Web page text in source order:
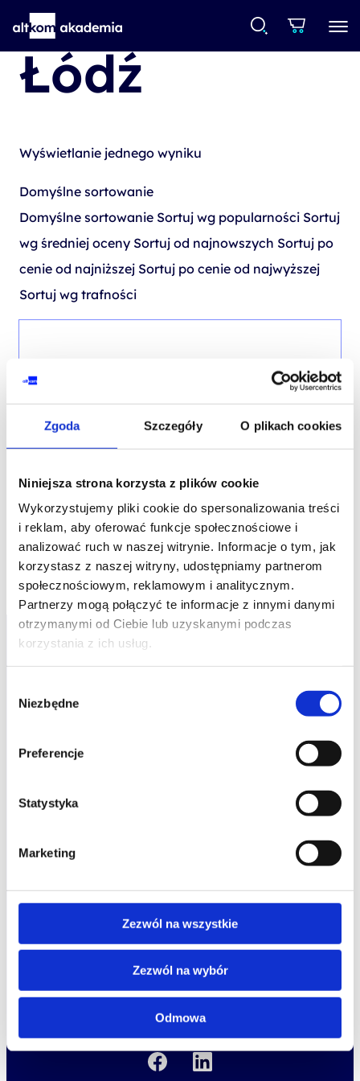
Zgoda Szczegóły O plikach cookies
Niniejsza strona korzysta z plików cookie
Wykorzystujemy pliki cookie do spersonalizowania treści
i reklam, aby oferować funkcje społecznościowe i
analizować ruch w naszej witrynie. Informacje o tym, jak
korzystasz z naszej witryny, udostępniamy partnerom
społecznościowym, reklamowym i analitycznym.
Partnerzy mogą połączyć te informacje z innymi danymi
otrzymanymi od Ciebie lub uzyskanymi podczas
korzystania z ich usług.
zgody
Niezbędne
Preferencje
Statystyka
Marketing
Zezwól na wszystkie
Zezwól na wybór
Odmowa
Łódź
Wyświetlanie jednego wyniku
Domyślne sortowanie
Domyślne sortowanie Sortuj wg popularności Sortuj
wg średniej oceny Sortuj od najnowszych Sortuj po
cenie od najniższej Sortuj po cenie od najwyższej
Sortuj wg trafności
Test Gallupa Top 5 + sesja indywidualna
kod szkolenia: HR-Diagnoza / Gallup bad+ses
od 1 200,00PLN
+ 23% VAT ( 1 476,00PLNbrutto)
oferta
speexx
udemy business
o szkoleniach
o Altkom Akademii
zrównoważony rozwój
kariera